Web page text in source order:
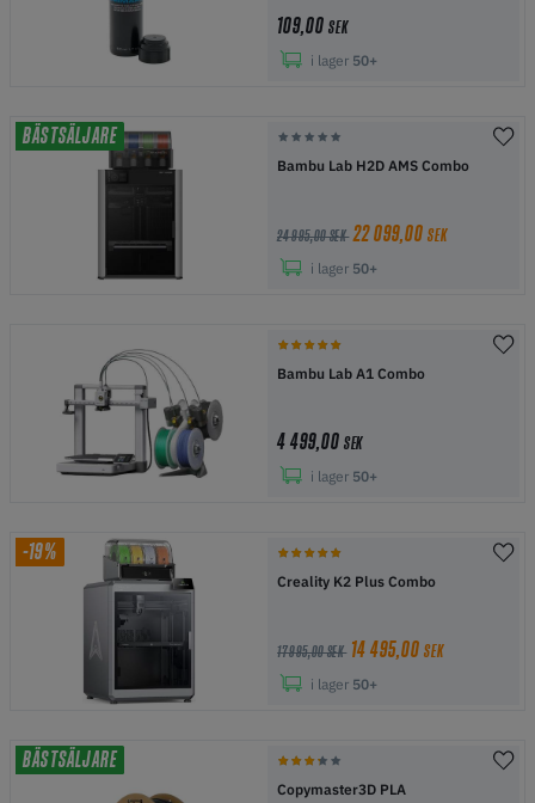
109,00 SEK
i lager 50+
BÄSTSÄLJARE
Bambu Lab H2D AMS Combo
24 995,00 SEK 22 099,00 SEK
i lager 50+
Bambu Lab A1 Combo
4 499,00 SEK
i lager 50+
-19%
Creality K2 Plus Combo
17 995,00 SEK 14 495,00 SEK
i lager 50+
BÄSTSÄLJARE
Copymaster3D PLA